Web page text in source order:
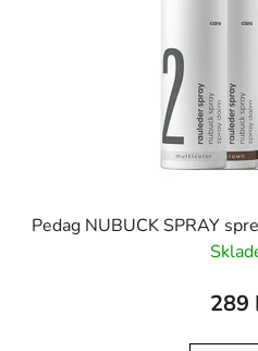
Pedag NUBUCK SPRAY
289